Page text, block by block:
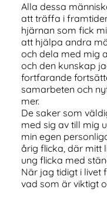
Alla dessa
att träffa i
hjärnan som fick
att hjälpa andra
och dela med mig
och den kunskap
fortfarande
samarbeten och
mer.
De saker som
med sig av till mig
min egen
årig flicka, där mitt
ung flicka med
När jag tidigt i livet
vad som är viktigt